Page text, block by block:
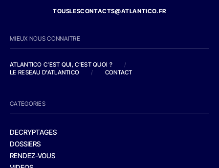
TOUSLESCONTACTS@ATLANTICO.FR
MIEUX NOUS CONNAITRE
ATLANTICO C'EST QUI, C'EST QUOI ?
/
LE RESEAU D'ATLANTICO
/ CONTACT
CATEGORIES
DECRYPTAGES
DOSSIERS
RENDEZ-VOUS